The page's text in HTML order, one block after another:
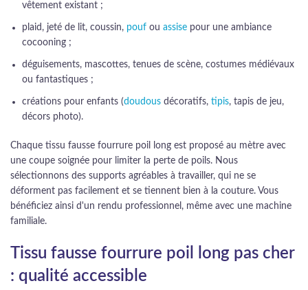
vêtement existant ;
plaid, jeté de lit, coussin, pouf ou assise pour une ambiance
cocooning ;
déguisements, mascottes, tenues de scène, costumes médiévaux
ou fantastiques ;
créations pour enfants (doudous décoratifs, tipis, tapis de jeu,
décors photo).
Chaque tissu fausse fourrure poil long est proposé au mètre avec
une coupe soignée pour limiter la perte de poils. Nous
sélectionnons des supports agréables à travailler, qui ne se
déforment pas facilement et se tiennent bien à la couture. Vous
bénéficiez ainsi d'un rendu professionnel, même avec une machine
familiale.
Tissu fausse fourrure poil long pas cher
: qualité accessible